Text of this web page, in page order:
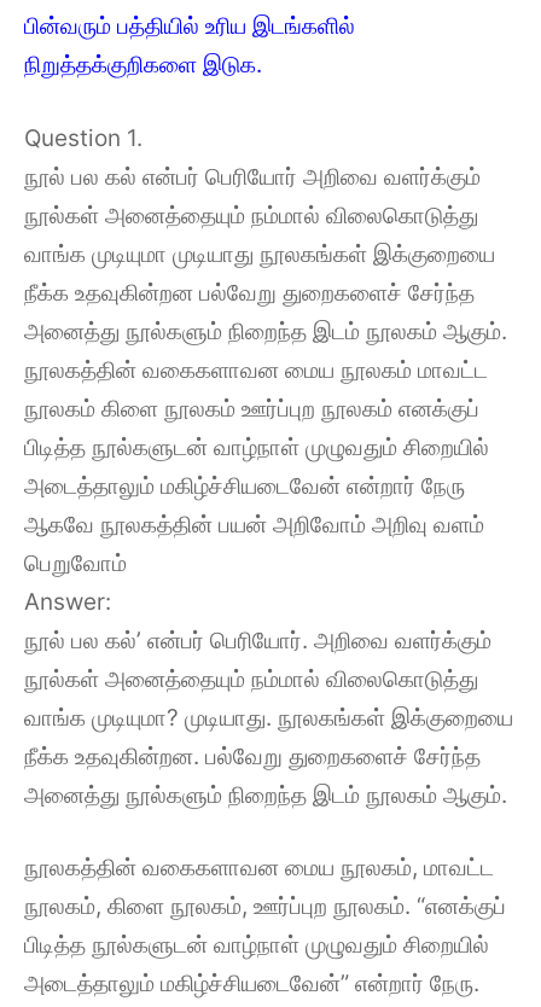
பின்வரும் பத்தியில் உரிய இடங்களில்
நிறுத்தக்குறிகளை இடுக.
Question 1.
நூல் பல கல் என்பர் பெரியோர் அறிவை வளர்க்கும்
நூல்கள் அனைத்தையும் நம்மால் விலைகொடுத்து
வாங்க முடியுமா முடியாது நூலகங்கள் இக்குறையை
நீக்க உதவுகின்றன பல்வேறு துறைகளைச் சேர்ந்த
அனைத்து நூல்களும் நிறைந்த இடம் நூலகம் ஆகும்.
நூலகத்தின் வகைகளாவன மைய நூலகம் மாவட்ட
நூலகம் கிளை நூலகம் ஊர்ப்புற நூலகம் எனக்குப்
பிடித்த நூல்களுடன் வாழ்நாள் முழுவதும் சிறையில்
அடைத்தாலும் மகிழ்ச்சியடைவேன் என்றார் நேரு
ஆகவே நூலகத்தின் பயன் அறிவோம் அறிவு வளம்
பெறுவோம்
Answer:
நூல் பல கல்’ என்பர் பெரியோர். அறிவை வளர்க்கும்
நூல்கள் அனைத்தையும் நம்மால் விலைகொடுத்து
வாங்க முடியுமா? முடியாது. நூலகங்கள் இக்குறையை
நீக்க உதவுகின்றன. பல்வேறு துறைகளைச் சேர்ந்த
அனைத்து நூல்களும் நிறைந்த இடம் நூலகம் ஆகும்.
நூலகத்தின் வகைகளாவன மைய நூலகம், மாவட்ட
நூலகம், கிளை நூலகம், ஊர்ப்புற நூலகம். “எனக்குப்
பிடித்த நூல்களுடன் வாழ்நாள் முழுவதும் சிறையில்
அடைத்தாலும் மகிழ்ச்சியடைவேன்” என்றார் நேரு.